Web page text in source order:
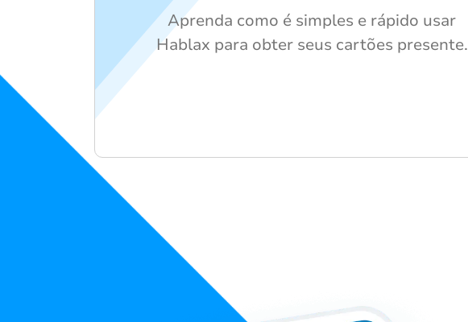
Aprenda como é simples e rápido usar
Hablax para obter seus cartões presente.